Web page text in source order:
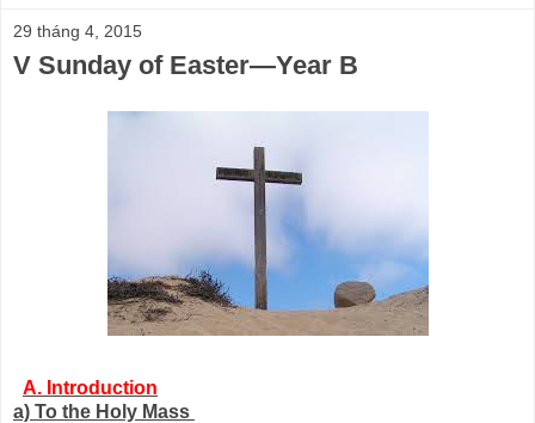
29 tháng 4, 2015
V Sunday of Easter—Year B
A. Introduction
a) To the Holy Mass